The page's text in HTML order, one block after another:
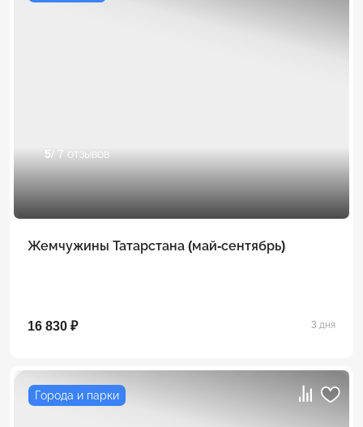
5/ 7 отзывов
Жемчужины Татарстана (май-сентябрь)
16 830 ₽ 3 дня
Города и парки